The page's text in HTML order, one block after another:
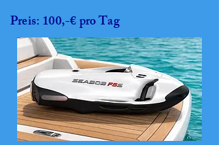
Preis: 100,-€ pro Tag